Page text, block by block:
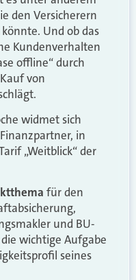
den Versicherern
Und ob das
Kundenverhalten
offline“ durch
von
widmet sich
in
„Weitblick“ der
für den
und BU-
wichtige Aufgabe
seines